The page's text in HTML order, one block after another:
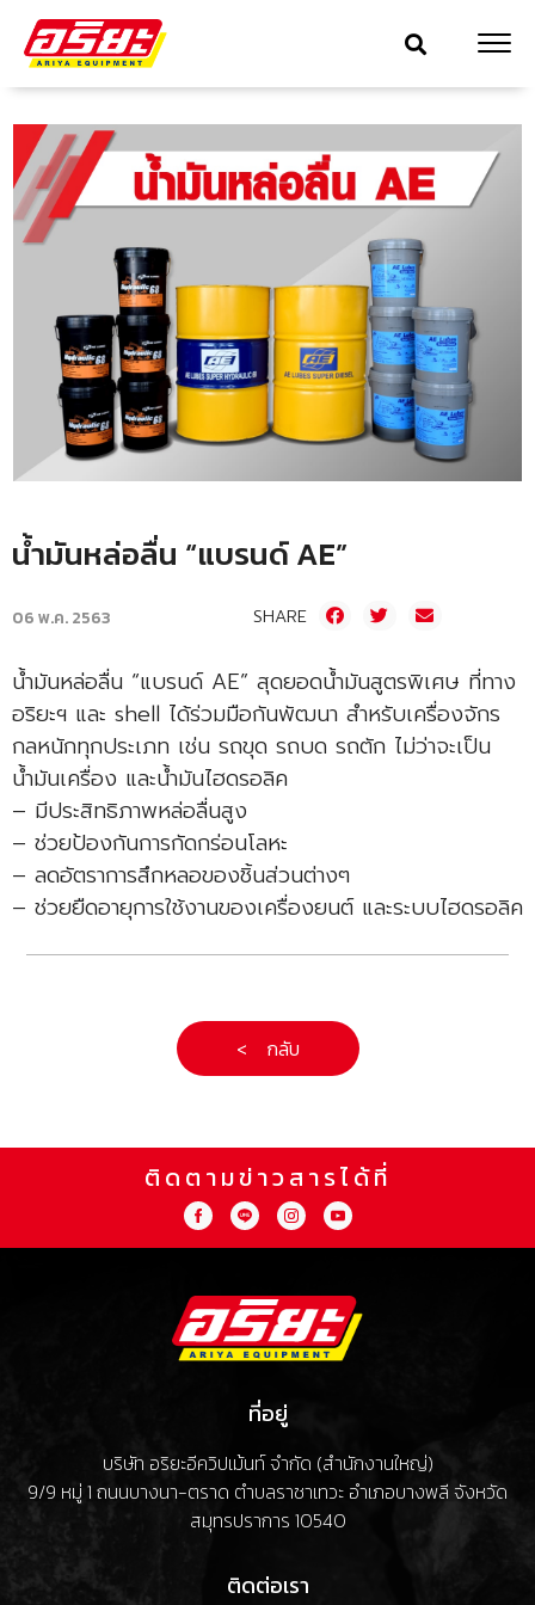
น้ำมันหล่อลื่น “แบรนด์ AE”
06 พ.ค. 2563 SHARE
น้ำมันหล่อลื่น “แบรนด์ AE” สุดยอดน้ำมันสูตรพิเศษ ที่ทาง
อริยะฯ และ shell ได้ร่วมมือกันพัฒนา สำหรับเครื่องจักร
กลหนักทุกประเภท เช่น รถขุด รถบด รถตัก ไม่ว่าจะเป็น
น้ำมันเครื่อง และน้ำมันไฮดรอลิค
– มีประสิทธิภาพหล่อลื่นสูง
– ช่วยป้องกันการกัดกร่อนโลหะ
– ลดอัตราการสึกหลอของชิ้นส่วนต่างๆ
– ช่วยยืดอายุการใช้งานของเครื่องยนต์ และระบบไฮดรอลิค
< กลับ
ติดตามข่าวสารได้ที่
ที่อยู่
บริษัท อริยะอีควิปเม้นท์ จำกัด (สำนักงานใหญ่)
9/9 หมู่ 1 ถนนบางนา-ตราด ตำบลราชาเทวะ อำเภอบางพลี จังหวัด
สมุทรปราการ 10540
ติดต่อเรา